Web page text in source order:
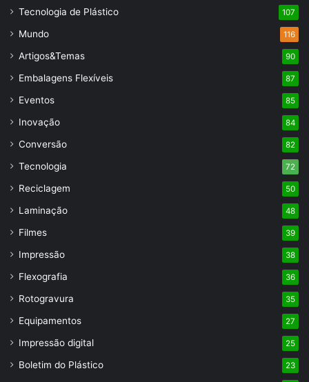
Tecnologia de Plástico 107
Mundo 116
Artigos&Temas 90
Embalagens Flexíveis 87
Eventos 85
Inovação 84
Conversão 82
Tecnologia 72
Reciclagem 50
Laminação 48
Filmes 39
Impressão 38
Flexografia 36
Rotogravura 35
Equipamentos 27
Impressão digital 25
Boletim do Plástico 23